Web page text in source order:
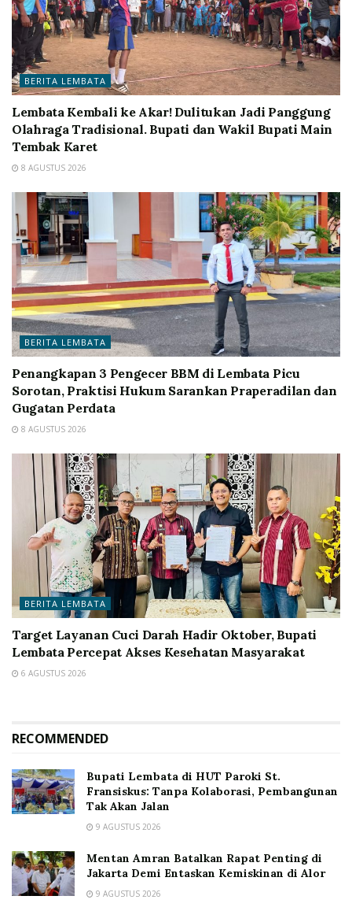
BERITA LEMBATA
Lembata Kembali ke Akar! Dulitukan Jadi Panggung
Olahraga Tradisional. Bupati dan Wakil Bupati Main
Tembak Karet
8 AGUSTUS 2026
BERITA LEMBATA
Penangkapan 3 Pengecer BBM di Lembata Picu
Sorotan, Praktisi Hukum Sarankan Praperadilan dan
Gugatan Perdata
8 AGUSTUS 2026
BERITA LEMBATA
Target Layanan Cuci Darah Hadir Oktober, Bupati
Lembata Percepat Akses Kesehatan Masyarakat
6 AGUSTUS 2026
RECOMMENDED
Bupati Lembata di HUT Paroki St.
Fransiskus: Tanpa Kolaborasi, Pembangunan
Tak Akan Jalan
9 AGUSTUS 2026
Mentan Amran Batalkan Rapat Penting di
Jakarta Demi Entaskan Kemiskinan di Alor
9 AGUSTUS 2026